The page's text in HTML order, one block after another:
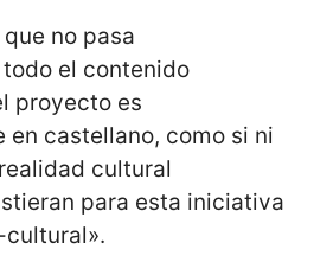
no pasa
el contenido
proyecto es
en castellano, como si ni
cultural
para esta iniciativa